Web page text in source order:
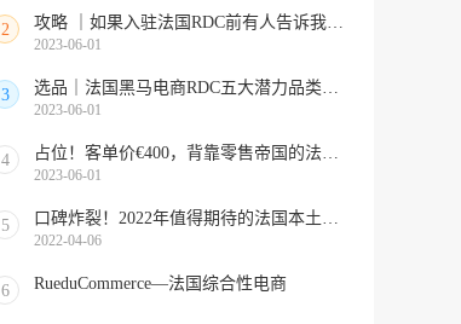
2 攻略 ｜如果入驻法国RDC前有人告诉我这些多好！
2023-06-01
3 选品｜法国黑马电商RDC五大潜力品类点燃下半年爆单旺势
2023-06-01
4 占位！客单价€400，背靠零售帝国的法国老牌高精平台，降入驻门槛啦
2023-06-01
5 口碑炸裂！2022年值得期待的法国本土特色出海平台
2022-04-06
6 RueduCommerce—法国综合性电商